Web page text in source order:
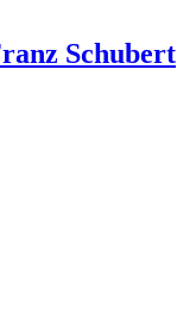
Schubert